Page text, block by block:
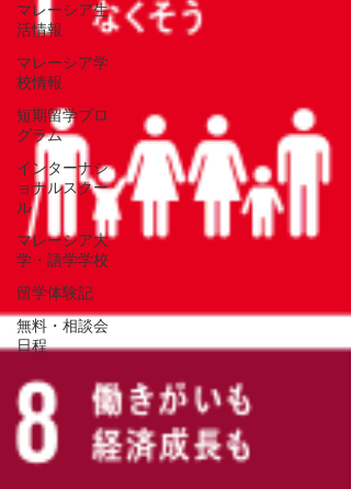
マレーシア生
活情報
マレーシア学
校情報
短期留学プロ
グラム
インターナシ
ョナルスクー
ル
マレーシア大
学・語学学校
留学体験記
無料・相談会
日程